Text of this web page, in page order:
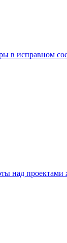
состоянии.
над